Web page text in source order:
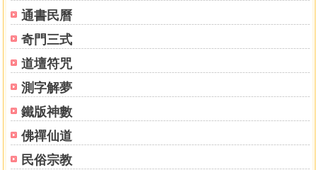
通書民曆
奇門三式
道壇符咒
測字解夢
鐵版神數
佛禪仙道
民俗宗教
少丁
有子無父母
多生少養
婦不生
損少
螟蛉
重妻損妾
墮胎
寡婦
子隨母嫁